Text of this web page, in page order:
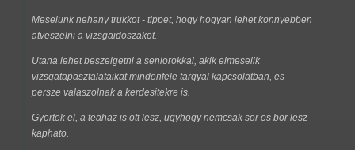
Meselunk nehany trukkot - tippet, hogy hogyan lehet konnyebben
atveszelni a vizsgaidoszakot.
Utana lehet beszelgetni a seniorokkal, akik elmeselik
vizsgatapasztalataikat mindenfele targyal kapcsolatban, es
persze valaszolnak a kerdesitekre is.
Gyertek el, a teahaz is ott lesz, ugyhogy nemcsak sor es bor lesz
kaphato.